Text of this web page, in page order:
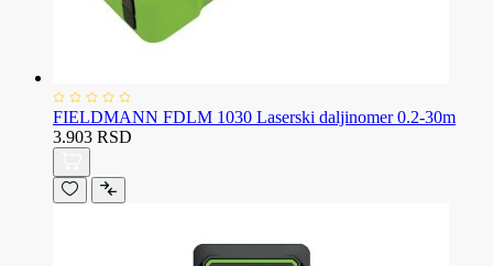
FIELDMANN FDLM 1030 Laserski daljinomer 0.2-30m
3.903 RSD